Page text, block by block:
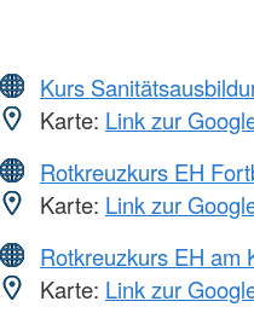
Kurs
Karte: Link zur
Rotkreuzkurs EH
Karte: Link zur
Rotkreuzkurs EH am
Karte: Link zur